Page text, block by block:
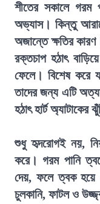
শীতের সকালে গরম
অভ্যাস। কিন্তু
অজান্তে ক্ষতির
রক্তচাপ হঠাৎ
ফেলে। বিশেষ করে
তাদের জন্য এটি
হঠাৎ হার্ট অ্যাটাকের
শুধু হৃদরোগই নয়,
করে। গরম পানি
দেয়, ফলে ত্বক
চুলকানি, ফাটল ও